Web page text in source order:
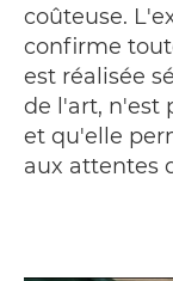
coûteuse.
confirme
est réalisée
de l'art, n'est
et qu'elle
aux attentes